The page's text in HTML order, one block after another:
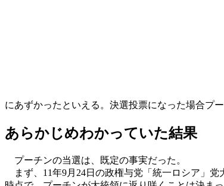
にあずかったといえる。決選投票になった場合プ
あらかじめわかっていた結果
プーチンの当選は、既定の事実だった。
まず、11年9月24日の政権与党「統一ロシア」